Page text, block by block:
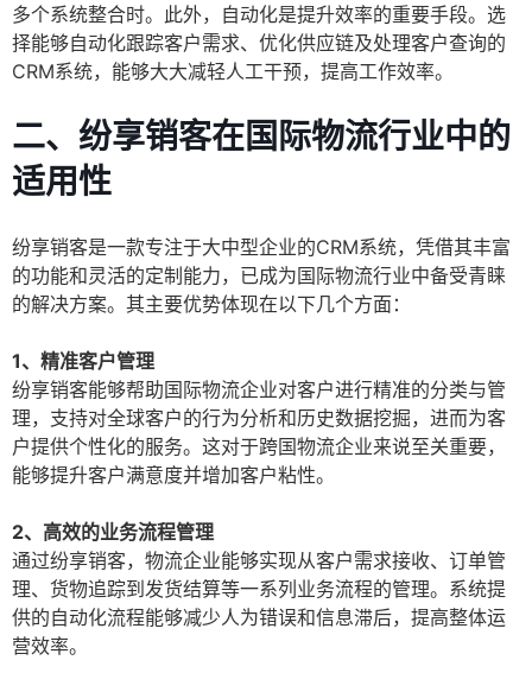
多个系统整合时。此外，自动化是提升效率的重要手段。选
择能够自动化跟踪客户需求、优化供应链及处理客户查询的
CRM系统，能够大大减轻人工干预，提高工作效率。
二、纷享销客在国际物流行业中的
适用性
纷享销客是一款专注于大中型企业的CRM系统，凭借其丰富
的功能和灵活的定制能力，已成为国际物流行业中备受青睐
的解决方案。其主要优势体现在以下几个方面：
1、精准客户管理
纷享销客能够帮助国际物流企业对客户进行精准的分类与管
理，支持对全球客户的行为分析和历史数据挖掘，进而为客
户提供个性化的服务。这对于跨国物流企业来说至关重要，
能够提升客户满意度并增加客户粘性。
2、高效的业务流程管理
通过纷享销客，物流企业能够实现从客户需求接收、订单管
理、货物追踪到发货结算等一系列业务流程的管理。系统提
供的自动化流程能够减少人为错误和信息滞后，提高整体运
营效率。